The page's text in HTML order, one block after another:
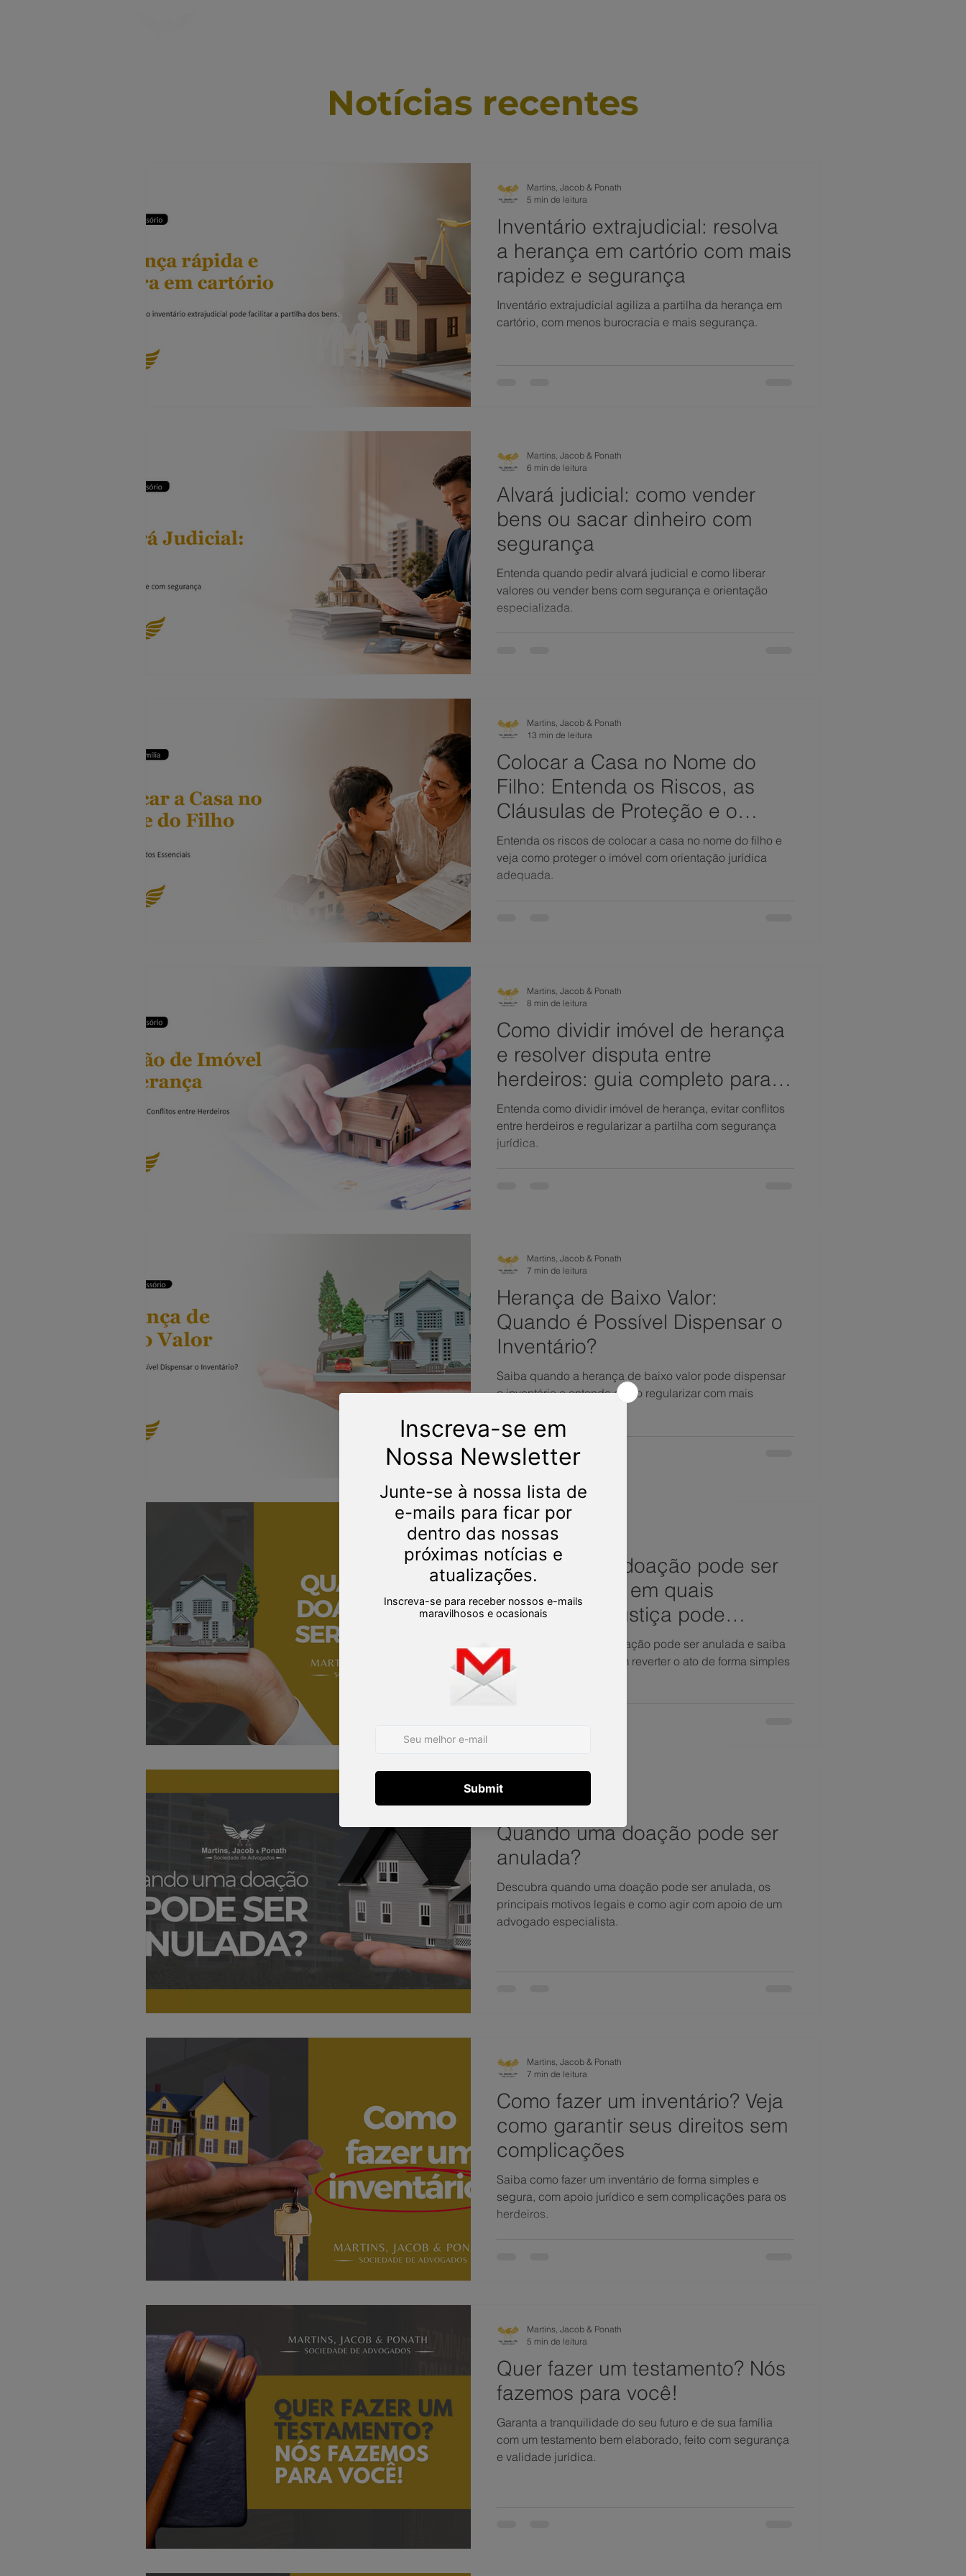
Notícias recentes
Inventário extrajudicial: resolva
a herança em cartório com mais
rapidez e segurança
Inventário extrajudicial agiliza a partilha da herança em
cartório, com menos burocracia e mais segurança.
Martins, Jacob & Ponath
5 min de leitura
Alvará judicial: como vender
bens ou sacar dinheiro com
segurança
Entenda quando pedir alvará judicial e como liberar
valores ou vender bens com segurança e orientação
especializada.
Martins, Jacob & Ponath
6 min de leitura
Colocar a Casa no Nome do
Filho: Entenda os Riscos, as
Cláusulas de Proteção e o
Caminho Mais Seguro
Entenda os riscos de colocar a casa no nome do filho e
veja como proteger o imóvel com orientação jurídica
adequada.
Martins, Jacob & Ponath
13 min de leitura
Como dividir imóvel de herança
e resolver disputa entre
herdeiros: guia completo para
proteger seus direitos
Entenda como dividir imóvel de herança, evitar conflitos
entre herdeiros e regularizar a partilha com segurança
jurídica.
Martins, Jacob & Ponath
8 min de leitura
Herança de Baixo Valor:
Quando é Possível Dispensar o
Inventário?
Saiba quando a herança de baixo valor pode dispensar
o inventário e entenda como regularizar com mais
Martins, Jacob & Ponath
7 min de leitura
Quando uma doação pode ser
anulada? Veja em quais
situações a Justiça pode
desfazer o ato
Entenda quando uma doação pode ser anulada e saiba
quais situações permitem reverter o ato de forma simples
e segura.
Martins, Jacob & Ponath
6 min de leitura
Quando uma doação pode ser
anulada?
Descubra quando uma doação pode ser anulada, os
principais motivos legais e como agir com apoio de um
advogado especialista.
7 min de leitura
Como fazer um inventário? Veja
como garantir seus direitos sem
complicações
Saiba como fazer um inventário de forma simples e
segura, com apoio jurídico e sem complicações para os
herdeiros.
Martins, Jacob & Ponath
7 min de leitura
Quer fazer um testamento? Nós
fazemos para você!
Garanta a tranquilidade do seu futuro e de sua família
com um testamento bem elaborado, feito com segurança
e validade jurídica.
Martins, Jacob & Ponath
5 min de leitura